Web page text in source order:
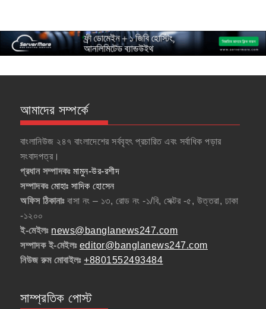
আমাদের সম্পর্কে
বাংলানিউজ ২৪৭ বাংলাদেশের সর্ববৃহৎ প্রচারিত এবং সর্বাধিক পড়ার
সংবাদপত্র।
প্রধান সম্পাদকঃমামুন-উর-রশীদ
সম্পাদকঃ মোহাঃ সাদিক হোসেন
অফিস ঠিকানাঃবাসা নং – ১৩, রোড নং -১/বি, সেক্টর -৫, উত্তরা, ঢাকা
-১২০০
ই-মেইলঃ news@banglanews247.com
সম্পাদক ই-মেইলঃ editor@banglanews247.com
নিউজ রুম মোবাইলঃ+8801552493484
সাম্প্রতিক পোস্ট